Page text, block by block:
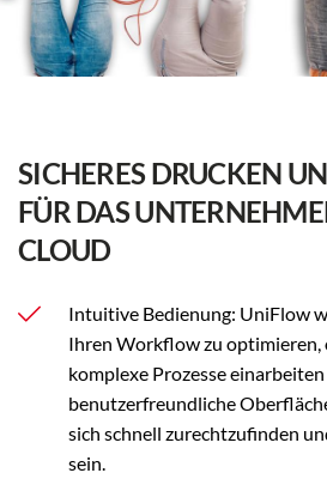
SICHERES DRUCKEN
FÜR DAS
CLOUD
Intuitive Bedienung: UniFlow
Ihren Workflow zu optimieren,
komplexe Prozesse
benutzerfreundliche
sich schnell zurechtzufinden
sein.